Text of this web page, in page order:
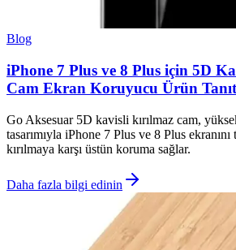
Blog
iPhone 7 Plus ve 8 Plus için 5D
Cam Ekran Koruyucu Ürün
Go Aksesuar 5D kavisli kırılmaz cam,
tasarımıyla iPhone 7 Plus ve 8 Plus
kırılmaya karşı üstün koruma sağlar.
Daha fazla bilgi edinin